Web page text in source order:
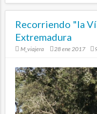
Recorriendo "la
Extremadura
M_viajera 28 ene 2017